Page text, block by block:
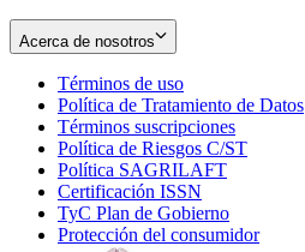
Acerca de nosotros
Términos de uso
in
new
window
Política de Tratamiento de Datos
Términos suscripciones
in
Política de Riesgos C/ST
Política SAGRILAFT
new
window
Certificación ISSN
in
new
TyC Plan de Gobierno
in
Protección del consumidorOpens